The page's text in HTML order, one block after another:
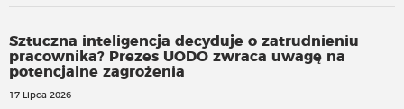
Sztuczna inteligencja decyduje o zatrudnieniu
pracownika? Prezes UODO zwraca uwagę na
potencjalne zagrożenia
17 Lipca 2026